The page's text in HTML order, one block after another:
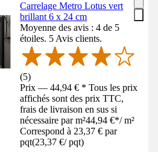
Carrelage Metro Lotus vert
brillant 6 x 24 cm
Moyenne des avis : 4 de 5
étoiles. 5 Avis clients.
(5)
Prix — 44,94 € * Tous les prix
affichés sont des prix TTC,
frais de livraison en sus si
nécessaire par m²44,94 €*/ m²
Correspond à 23,37 € par
pqt(23,37 €/ pqt)